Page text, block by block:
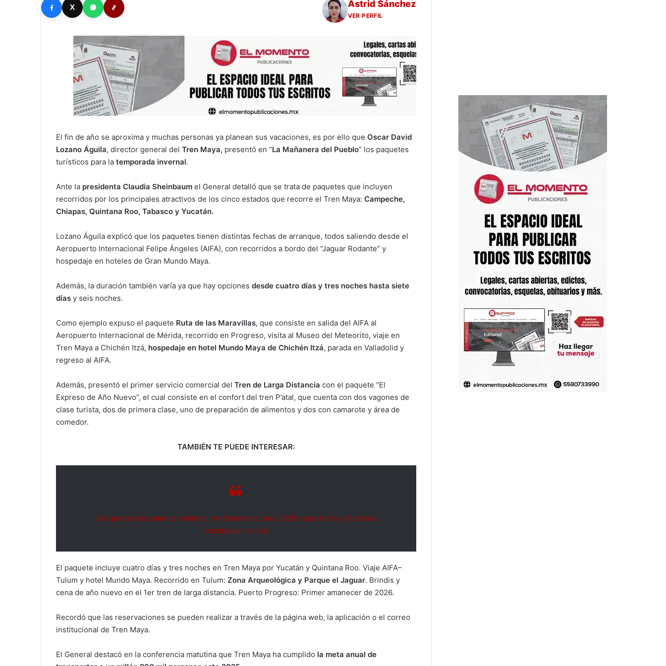
X Astrid Sánchez
VER PERFIL
El fin de año se aproxima y muchas personas ya planean sus vacaciones, es por ello que Oscar David
Lozano Águila, director general delTren Maya, presentó en “La Mañanera del Pueblo” los paquetes
turísticos para latemporada invernal.
Ante la presidenta Claudia Sheinbaum el General detalló que se trata de paquetes que incluyen
recorridos por los principales atractivos de los cinco estados que recorre el Tren Maya:Campeche,
Chiapas, Quintana Roo, Tabasco y Yucatán.
Lozano Águila explicó que los paquetes tienen distintas fechas de arranque, todos saliendo desde el
Aeropuerto Internacional Felipe Ángeles (AIFA), con recorridos a bordo del “Jaguar Rodante” y
hospedaje en hoteles de Gran Mundo Maya.
Además, la duración también varía ya que hay opcionesdesde cuatro días y tres noches hasta siete
díasy seis noches.
Como ejemplo expuso el paquete Ruta de las Maravillas, que consiste en salida del AIFA al
Aeropuerto Internacional de Mérida, recorrido en Progreso, visita al Museo del Meteorito, viaje en
Tren Maya a Chichén Itzá, hospedaje en hotel Mundo Maya de Chichén Itzá, parada en Valladolid y
regreso al AIFA.
Además, presentó el primer servicio comercial del Tren de Larga Distancia con el paquete “El
Expreso de Año Nuevo”, el cual consiste en el confort del tren P’atal, que cuenta con dos vagones de
clase turista, dos de primera clase, uno de preparación de alimentos y dos con camarote y área de
comedor.
TAMBIÉN TE PUEDE INTERESAR:
Así quedan los salarios mínimos profesionales para 2026: reporteros y técnicos
encabezan la lista
El paquete incluye cuatro días y tres noches en Tren Maya por Yucatán y Quintana Roo. Viaje AIFA–
Tulum y hotel Mundo Maya. Recorrido en Tulum: Zona Arqueológica y Parque el Jaguar. Brindis y
cena de año nuevo en el 1er tren de larga distancia. Puerto Progreso: Primer amanecer de 2026.
Recordó que las reservaciones se pueden realizar a través de la página web, la aplicación o el correo
institucional de Tren Maya.
El General destacó en la conferencia matutina que Tren Maya ha cumplido la meta anual de